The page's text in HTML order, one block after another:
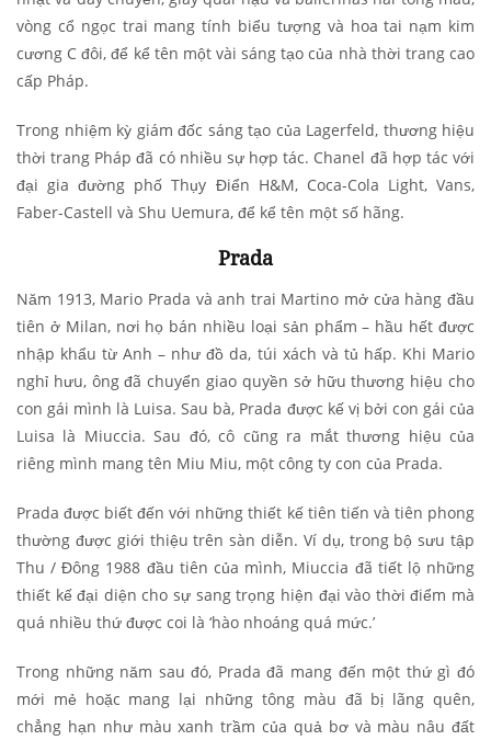
vòng cổ ngọc trai mang tính biểu tượng và hoa tai nạm kim
cương C đôi, để kể tên một vài sáng tạo của nhà thời trang cao
cấp Pháp.
Trong nhiệm kỳ giám đốc sáng tạo của Lagerfeld, thương hiệu
thời trang Pháp đã có nhiều sự hợp tác. Chanel đã hợp tác với
đại gia đường phố Thụy Điển H&M, Coca-Cola Light, Vans,
Faber-Castell và Shu Uemura, để kể tên một số hãng.
Prada
Năm 1913, Mario Prada và anh trai Martino mở cửa hàng đầu
tiên ở Milan, nơi họ bán nhiều loại sản phẩm – hầu hết được
nhập khẩu từ Anh – như đồ da, túi xách và tủ hấp. Khi Mario
nghỉ hưu, ông đã chuyển giao quyền sở hữu thương hiệu cho
con gái mình là Luisa. Sau bà, Prada được kế vị bởi con gái của
Luisa là Miuccia. Sau đó, cô cũng ra mắt thương hiệu của
riêng mình mang tên Miu Miu, một công ty con của Prada.
Prada được biết đến với những thiết kế tiên tiến và tiên phong
thường được giới thiệu trên sàn diễn. Ví dụ, trong bộ sưu tập
Thu / Đông 1988 đầu tiên của mình, Miuccia đã tiết lộ những
thiết kế đại diện cho sự sang trọng hiện đại vào thời điểm mà
quá nhiều thứ được coi là ‘hào nhoáng quá mức.’
Trong những năm sau đó, Prada đã mang đến một thứ gì đó
mới mẻ hoặc mang lại những tông màu đã bị lãng quên,
chẳng hạn như màu xanh trầm của quả bơ và màu nâu đất